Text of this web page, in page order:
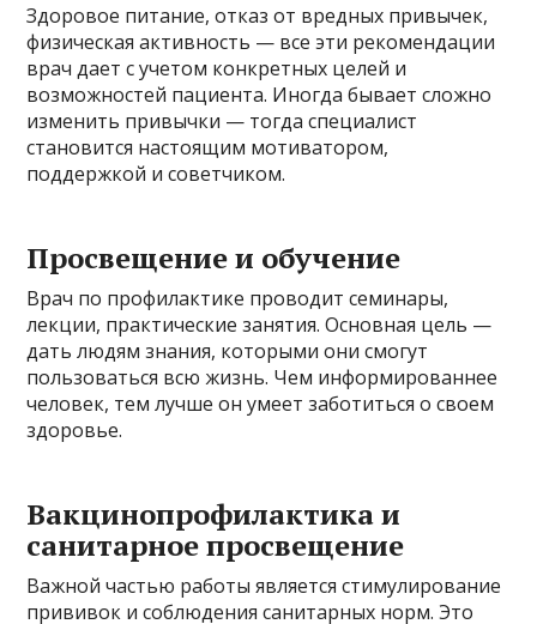
Здоровое питание, отказ от вредных привычек,
физическая активность — все эти рекомендации
врач дает с учетом конкретных целей и
возможностей пациента. Иногда бывает сложно
изменить привычки — тогда специалист
становится настоящим мотиватором,
поддержкой и советчиком.
Просвещение и обучение
Врач по профилактике проводит семинары,
лекции, практические занятия. Основная цель —
дать людям знания, которыми они смогут
пользоваться всю жизнь. Чем информированнее
человек, тем лучше он умеет заботиться о своем
здоровье.
Вакцинопрофилактика и
санитарное просвещение
Важной частью работы является стимулирование
прививок и соблюдения санитарных норм. Это